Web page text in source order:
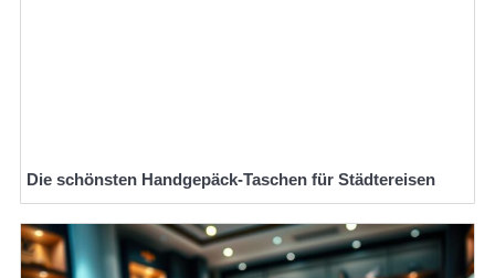
Die schönsten Handgepäck-Taschen für Städtereisen